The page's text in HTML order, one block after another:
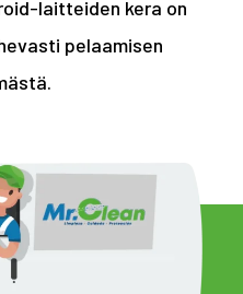
laitteiden kera on
pelaamisen